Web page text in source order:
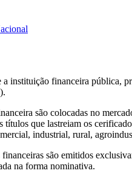
a instituição financeira pública,
são colocadas no
títulos que lastreiam os
industrial, rural,
são emitidos
na forma nominativa.